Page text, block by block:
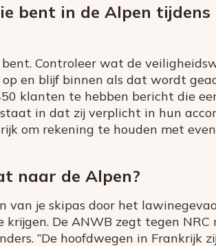
bent in de Alpen tijdens
Controleer wat de
en blijf binnen als dat wordt
klanten te hebben bericht die
in dat zij verplicht in hun
om rekening te houden met
naar de Alpen?
van je skipas door het
De ANWB zegt tegen NRC
”De hoofdwegen in Frankrijk